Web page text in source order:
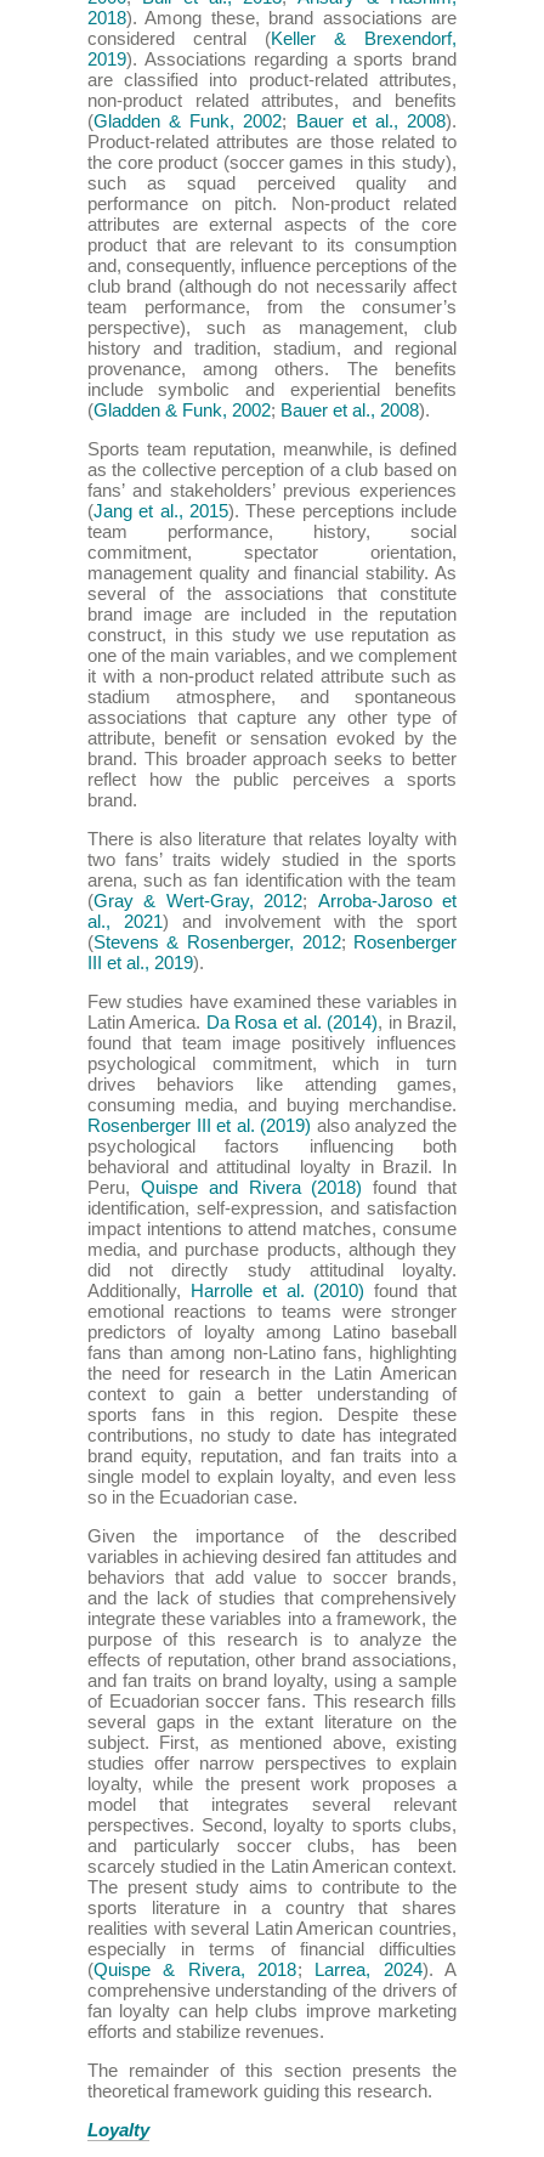
2018). Among these, brand associations are
considered central (Keller & Brexendorf,
2019). Associations regarding a sports brand
are classified into product-related attributes,
non-product related attributes, and benefits
(Gladden & Funk, 2002; Bauer et al., 2008).
Product-related attributes are those related to
the core product (soccer games in this study),
such as squad perceived quality and
performance on pitch. Non-product related
attributes are external aspects of the core
product that are relevant to its consumption
and, consequently, influence perceptions of the
club brand (although do not necessarily affect
team performance, from the consumer’s
perspective), such as management, club
history and tradition, stadium, and regional
provenance, among others. The benefits
include symbolic and experiential benefits
(Gladden & Funk, 2002; Bauer et al., 2008).
Sports team reputation, meanwhile, is defined
as the collective perception of a club based on
fans’ and stakeholders’ previous experiences
(Jang et al., 2015). These perceptions include
team performance, history, social
commitment, spectator orientation,
management quality and financial stability. As
several of the associations that constitute
brand image are included in the reputation
construct, in this study we use reputation as
one of the main variables, and we complement
it with a non-product related attribute such as
stadium atmosphere, and spontaneous
associations that capture any other type of
attribute, benefit or sensation evoked by the
brand. This broader approach seeks to better
reflect how the public perceives a sports
brand.
There is also literature that relates loyalty with
two fans’ traits widely studied in the sports
arena, such as fan identification with the team
(Gray & Wert‐Gray, 2012; Arroba-Jaroso et
al., 2021) and involvement with the sport
(Stevens & Rosenberger, 2012; Rosenberger
III et al., 2019).
Few studies have examined these variables in
Latin America. Da Rosa et al. (2014), in Brazil,
found that team image positively influences
psychological commitment, which in turn
drives behaviors like attending games,
consuming media, and buying merchandise.
Rosenberger III et al. (2019) also analyzed the
psychological factors influencing both
behavioral and attitudinal loyalty in Brazil. In
Peru, Quispe and Rivera (2018) found that
identification, self-expression, and satisfaction
impact intentions to attend matches, consume
media, and purchase products, although they
did not directly study attitudinal loyalty.
Additionally, Harrolle et al. (2010) found that
emotional reactions to teams were stronger
predictors of loyalty among Latino baseball
fans than among non-Latino fans, highlighting
the need for research in the Latin American
context to gain a better understanding of
sports fans in this region. Despite these
contributions, no study to date has integrated
brand equity, reputation, and fan traits into a
single model to explain loyalty, and even less
so in the Ecuadorian case.
Given the importance of the described
variables in achieving desired fan attitudes and
behaviors that add value to soccer brands,
and the lack of studies that comprehensively
integrate these variables into a framework, the
purpose of this research is to analyze the
effects of reputation, other brand associations,
and fan traits on brand loyalty, using a sample
of Ecuadorian soccer fans. This research fills
several gaps in the extant literature on the
subject. First, as mentioned above, existing
studies offer narrow perspectives to explain
loyalty, while the present work proposes a
model that integrates several relevant
perspectives. Second, loyalty to sports clubs,
and particularly soccer clubs, has been
scarcely studied in the Latin American context.
The present study aims to contribute to the
sports literature in a country that shares
realities with several Latin American countries,
especially in terms of financial difficulties
(Quispe & Rivera, 2018; Larrea, 2024). A
comprehensive understanding of the drivers of
fan loyalty can help clubs improve marketing
efforts and stabilize revenues.
The remainder of this section presents the
theoretical framework guiding this research.
Loyalty